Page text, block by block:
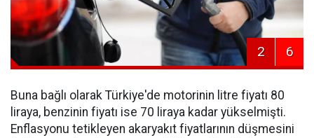
2 6
Buna bağlı olarak Türkiye'de motorinin litre fiyatı 80
liraya, benzinin fiyatı ise 70 liraya kadar yükselmişti.
Enflasyonu tetikleyen akaryakıt fiyatlarının düşmesini